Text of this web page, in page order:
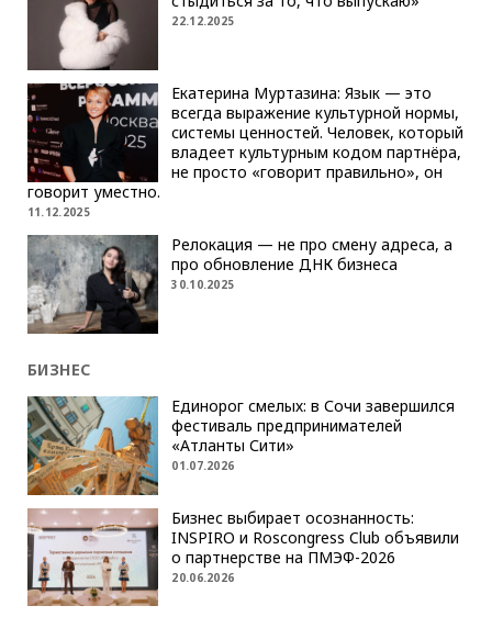
22.12.2025
Екатерина Муртазина: Язык — это
всегда выражение культурной нормы,
системы ценностей. Человек, который
владеет культурным кодом партнёра,
не просто «говорит правильно», он
говорит уместно.
11.12.2025
Релокация — не про смену адреса, а
про обновление ДНК бизнеса
30.10.2025
БИЗНЕС
Единорог смелых: в Сочи завершился
фестиваль предпринимателей
«Атланты Сити»
01.07.2026
Бизнес выбирает осознанность:
INSPIRO и Roscongress Club объявили
о партнерстве на ПМЭФ-2026
20.06.2026